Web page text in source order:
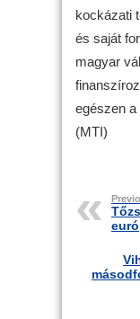
kockázati
és saját
magyar
egészen a
(MTI)